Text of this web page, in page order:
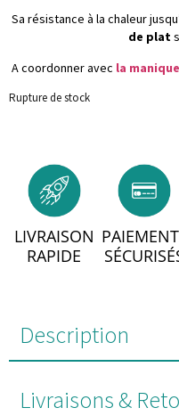
Sa résistance à la chaleur
de plat
A coordonner avec la manique
Rupture de stock
LIVRAISON
RAPIDE
Description
Livraisons &